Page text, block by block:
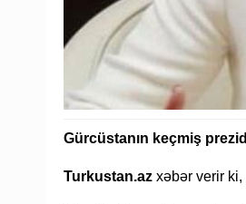
Gürcüstanın keçmiş
Turkustan.az xəbər verir